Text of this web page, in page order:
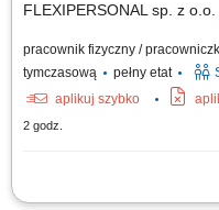
FLEXIPERSONAL sp. z o.o.
pracownik fizyczny /
tymczasową
pełny etat
aplikuj szybko
2 godz.
Twoje zadania: Obsługa wózka